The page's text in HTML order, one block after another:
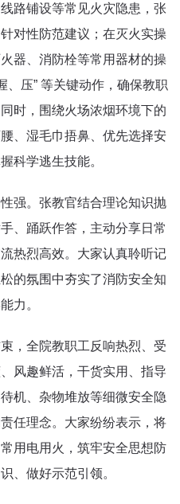
路铺设等常见火灾隐患，张
对性防范建议；在灭火实操
器、消防栓等常用器材的操
、压” 等关键动作，确保教职
时，围绕火场浓烟环境下的
、湿毛巾捂鼻、优先选择安
科学逃生技能。
强。张教官结合理论知识抛
、踊跃作答，主动分享日常
热烈高效。大家认真聆听记
的氛围中夯实了消防安全知
力。
，全院教职工反响热烈、受
风趣鲜活，干货实用、指导
机、杂物堆放等细微安全隐
任理念。大家纷纷表示，将
用电用火，筑牢安全思想防
、做好示范引领。